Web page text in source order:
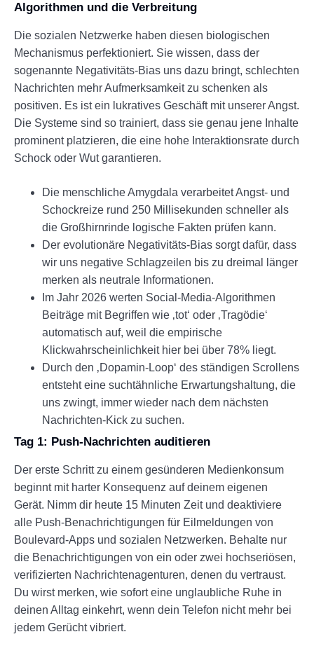
Algorithmen und die Verbreitung
Die sozialen Netzwerke haben diesen biologischen
Mechanismus perfektioniert. Sie wissen, dass der
sogenannte Negativitäts-Bias uns dazu bringt, schlechten
Nachrichten mehr Aufmerksamkeit zu schenken als
positiven. Es ist ein lukratives Geschäft mit unserer Angst.
Die Systeme sind so trainiert, dass sie genau jene Inhalte
prominent platzieren, die eine hohe Interaktionsrate durch
Schock oder Wut garantieren.
Die menschliche Amygdala verarbeitet Angst- und
Schockreize rund 250 Millisekunden schneller als
die Großhirnrinde logische Fakten prüfen kann.
Der evolutionäre Negativitäts-Bias sorgt dafür, dass
wir uns negative Schlagzeilen bis zu dreimal länger
merken als neutrale Informationen.
Im Jahr 2026 werten Social-Media-Algorithmen
Beiträge mit Begriffen wie ‚tot‘ oder ‚Tragödie‘
automatisch auf, weil die empirische
Klickwahrscheinlichkeit hier bei über 78% liegt.
Durch den ‚Dopamin-Loop‘ des ständigen Scrollens
entsteht eine suchtähnliche Erwartungshaltung, die
uns zwingt, immer wieder nach dem nächsten
Nachrichten-Kick zu suchen.
Tag 1: Push-Nachrichten auditieren
Der erste Schritt zu einem gesünderen Medienkonsum
beginnt mit harter Konsequenz auf deinem eigenen
Gerät. Nimm dir heute 15 Minuten Zeit und deaktiviere
alle Push-Benachrichtigungen für Eilmeldungen von
Boulevard-Apps und sozialen Netzwerken. Behalte nur
die Benachrichtigungen von ein oder zwei hochseriösen,
verifizierten Nachrichtenagenturen, denen du vertraust.
Du wirst merken, wie sofort eine unglaubliche Ruhe in
deinen Alltag einkehrt, wenn dein Telefon nicht mehr bei
jedem Gerücht vibriert.